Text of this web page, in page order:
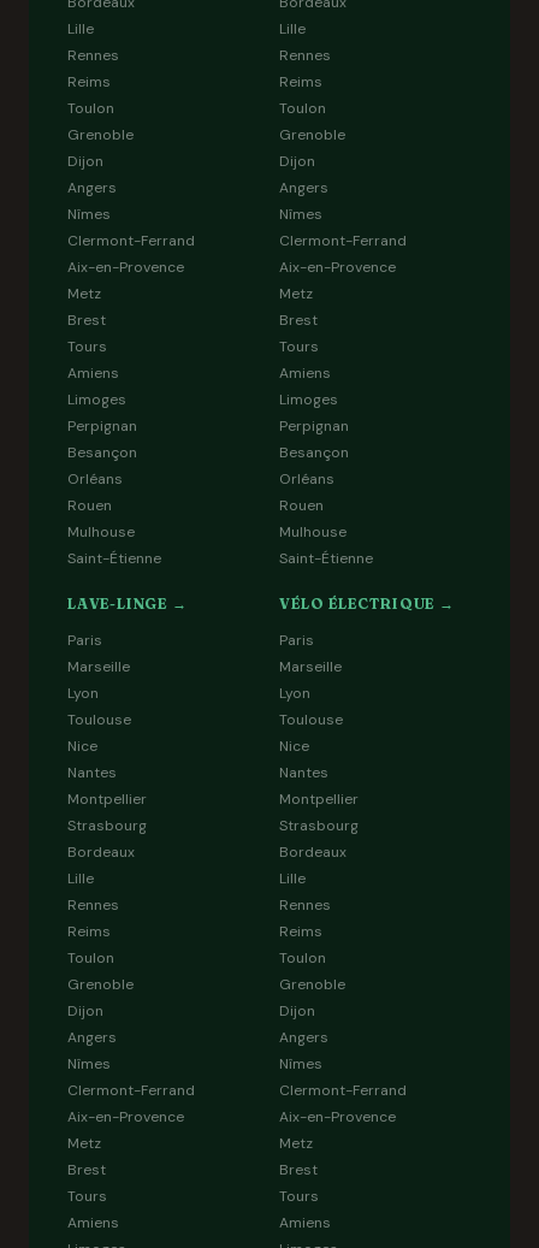
Lille
Rennes
Reims
Toulon
Grenoble
Dijon
Angers
Nîmes
Clermont-Ferrand
Aix-en-Provence
Metz
Brest
Tours
Amiens
Limoges
Perpignan
Besançon
Orléans
Rouen
Mulhouse
Saint-Étienne
Lille
Rennes
Reims
Toulon
Grenoble
Dijon
Angers
Nîmes
Clermont-Ferrand
Aix-en-Provence
Metz
Brest
Tours
Amiens
Limoges
Perpignan
Besançon
Orléans
Rouen
Mulhouse
Saint-Étienne
LAVE-LINGE →
Paris
Marseille
Lyon
Toulouse
Nice
Nantes
Montpellier
Strasbourg
Bordeaux
Lille
Rennes
Reims
Toulon
Grenoble
Dijon
Angers
Nîmes
Clermont-Ferrand
Aix-en-Provence
Metz
Brest
Tours
Amiens
VÉLO ÉLECTRIQUE →
Paris
Marseille
Lyon
Toulouse
Nice
Nantes
Montpellier
Strasbourg
Bordeaux
Lille
Rennes
Reims
Toulon
Grenoble
Dijon
Angers
Nîmes
Clermont-Ferrand
Aix-en-Provence
Metz
Brest
Tours
Amiens